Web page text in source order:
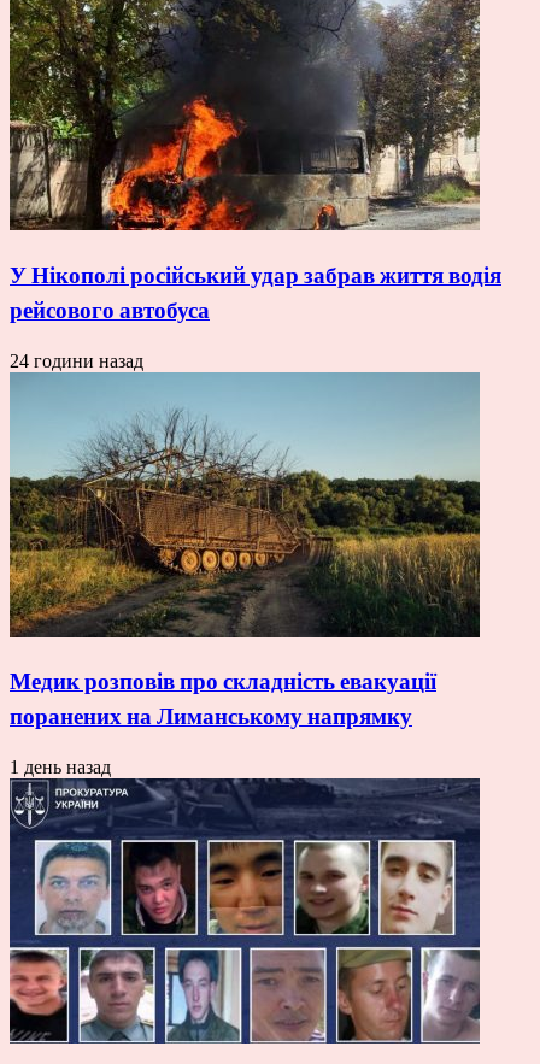
У Нікополі російський удар забрав життя водія
рейсового автобуса
24 години назад
Медик розповів про складність евакуації
поранених на Лиманському напрямку
1 день назад